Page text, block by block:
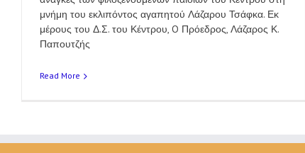
μνήμη του εκλιπόντος αγαπητού Λάζαρου Τσάφκα. Εκ
μέρους του Δ.Σ. του Κέντρου, O Πρόεδρος, Λάζαρος Κ.
Παπουτζής
Read More